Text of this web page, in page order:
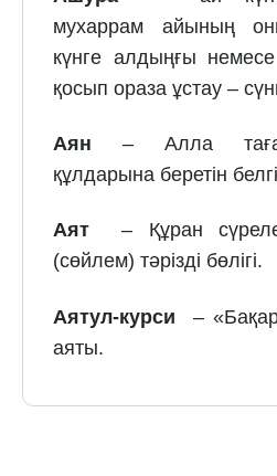
мухаррам айының
күнге алдыңғы немесе
қосып ораза ұстау –
Аян – Алла
құлдарына беретін
Аят – Құран
(сөйлем) тәрізді бөлігі.
Аятул-курси
–
аяты.